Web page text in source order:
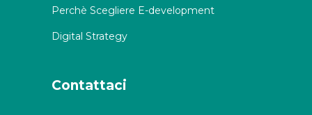
Perchè Scegliere E-development
Digital Strategy
Contattaci